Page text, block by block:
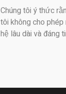
Chúng tôi ý thức
tôi không cho
hệ lâu dài và đáng